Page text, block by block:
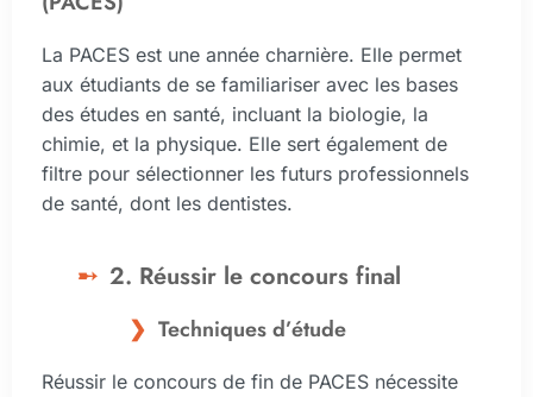
La PACES est une année charnière. Elle permet
aux étudiants de se familiariser avec les bases
des études en santé, incluant la biologie, la
chimie, et la physique. Elle sert également de
filtre pour sélectionner les futurs professionnels
de santé, dont les dentistes.
2. Réussir le concours final
Techniques d’étude
Réussir le concours de fin de PACES nécessite